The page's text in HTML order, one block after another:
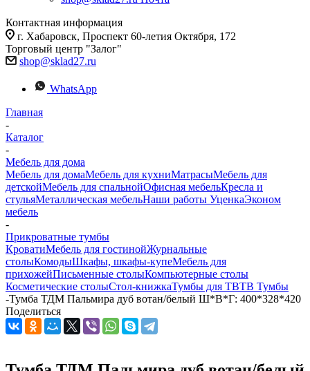
Контактная информация
г. Хабаровск, Проспект 60-летия Октября, 172
Торговый центр "Залог"
shop@sklad27.ru
WhatsApp
Главная
-
Каталог
-
Мебель для дома
Мебель для домаМебель для кухниМатраcыМебель для
детскойМебель для спальнойОфисная мебельКресла и
стульяМеталлическая мебельНаши работы УценкаЭконом
мебель
-
Прикроватные тумбы
КроватиМебель для гостинойЖурнальные
столыКомодыШкафы, шкафы-купеМебель для
прихожейПисьменные столыКомпьютерные столы
Косметические столыСтол-книжкаТумбы для ТВТВ Тумбы
-Тумба ТДМ Пальмира дуб вотан/белый Ш*В*Г: 400*328*420
Поделиться